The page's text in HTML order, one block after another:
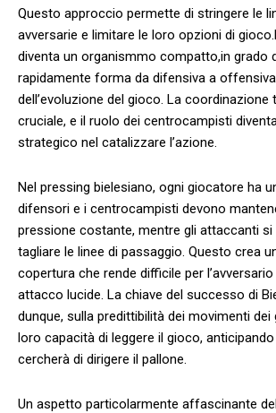
Questo approccio permette ⁢di stringere‌ le
avversarie e limitare le loro opzioni di⁤
diventa un organismmo compatto,in grado
rapidamente forma da difensiva a
dell’evoluzione​ del gioco. ⁣La‍ coordinazione
cruciale, e il ruolo dei ⁤centrocampisti
strategico nel catalizzare l’azione.
Nel pressing bielesiano, ogni giocatore ha
difensori ⁣e i centrocampisti ⁢devono
pressione costante,‍ mentre gli attaccanti
tagliare le linee di passaggio. Questo crea
copertura che‍ rende difficile per
‍attacco lucide. La chiave del successo di
dunque, sulla ​predittibilità dei movimenti
loro capacità di leggere il ‌gioco, anticipando
cercherà di dirigere il pallone.
Un aspetto particolarmente affascinante